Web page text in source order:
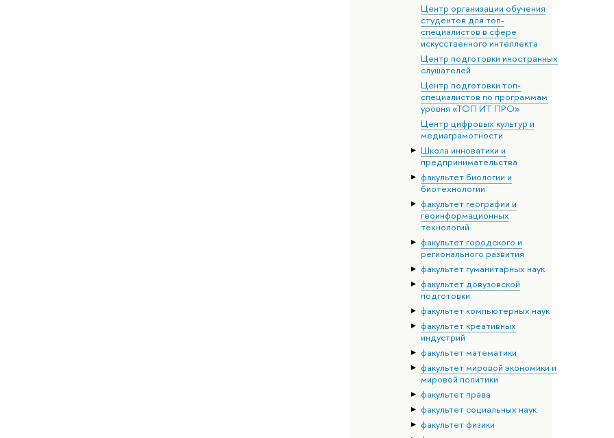
Центр организации обучения
студентов для топ-
специалистов в сфере
искусственного интеллекта
Центр подготовки иностранных
слушателей
Центр подготовки топ-
специалистов по программам
уровня «ТОП ИТ ПРО»
Центр цифровых культур и
медиаграмотности
Школа инноватики и
предпринимательства
факультет биологии и
биотехнологии
факультет географии и
геоинформационных
технологий
факультет городского и
регионального развития
факультет гуманитарных наук
факультет довузовской
подготовки
факультет компьютерных наук
факультет креативных
индустрий
факультет математики
факультет мировой экономики и
мировой политики
факультет права
факультет социальных наук
факультет физики